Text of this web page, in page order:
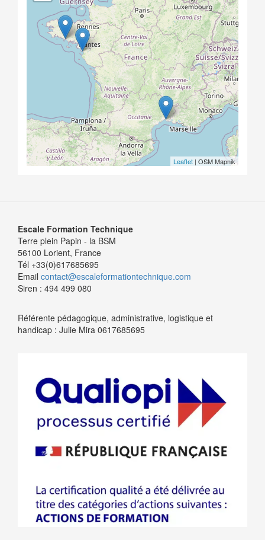
Leaflet | OSM Mapnik
Escale Formation Technique
Terre plein Papin - la BSM
56100 Lorient, France
Tél +33(0)617685695
Email contact@escaleformationtechnique.com
Siren : 494 499 080
Référente pédagogique, administrative, logistique et
handicap : Julie Mira 0617685695